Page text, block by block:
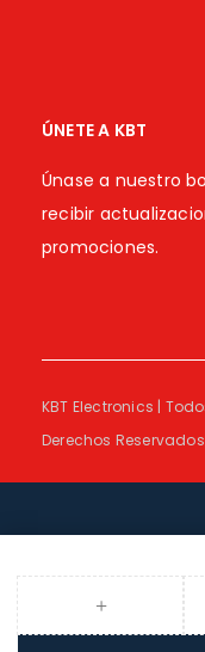
ÚNETE A KBT
Únase a nuestro
recibir
promociones.
KBT Electronics |
Derechos Reservados